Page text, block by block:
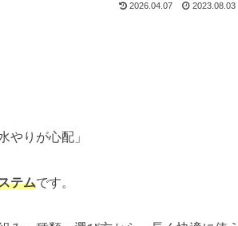
2026.04.07 2023.08.03
やりが心配」
テムです。